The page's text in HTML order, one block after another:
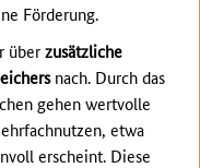
Förderung.
überzusätzliche
nach. Durch das
gehen wertvolle
etwa
erscheint. Diese